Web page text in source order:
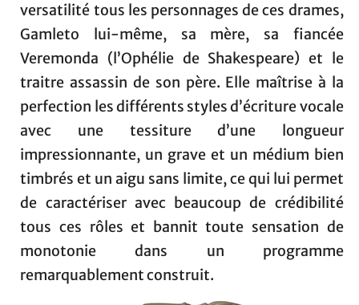
versatilité tous les personnages de ces drames,
Gamleto lui-même, sa mère, sa fiancée
Veremonda (l’Ophélie de Shakespeare) et le
traitre assassin de son père. Elle maîtrise à la
perfection les différents styles d’écriture vocale
avec une tessiture d’une longueur
impressionnante, un grave et un médium bien
timbrés et un aigu sans limite, ce qui lui permet
de caractériser avec beaucoup de crédibilité
tous ces rôles et bannit toute sensation de
monotonie dans un programme
remarquablement construit.